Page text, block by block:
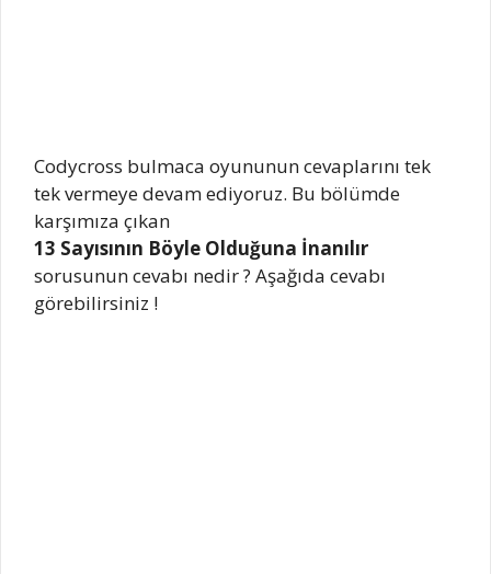
Codycross bulmaca oyununun cevaplarını tek
tek vermeye devam ediyoruz. Bu bölümde
karşımıza çıkan
13 Sayısının Böyle Olduğuna İnanılır
sorusunun cevabı nedir ? Aşağıda cevabı
görebilirsiniz !